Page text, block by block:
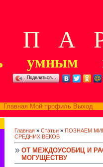
А Р
умным
Поделиться…
Главная Мой профиль Выход
Главная » Статьи » ПОЗНАЕМ
СРЕДНИХ ВЕКОВ
ОТ МЕЖДОУСОБИЦ И
МОГУЩЕСТВУ